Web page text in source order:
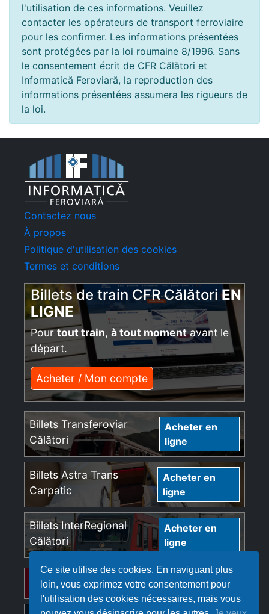
Ce site utilise des cookies. En naviguant plus
loin, vous exprimez votre consentement pour
l'utilisation des cookies nécessaires, mais vous
l'utilisation de ces informations. Veuillez
contacter les opérateurs de transport ferroviaire
pour les confirmer. Les informations présentées
sont protégées par la loi roumaine 8/1996. Sans
le consentement écrit de CFR Călători et
Informatică Feroviară, la reproduction des
informations présentées assumera les rigueurs de
la loi.
Contactez nous
À propos
Politique d'utilisation des cookies
Termes et conditions
Billets de train CFR CălătoriEN
LIGNE
Pourtout train, à tout momentavant le
départ.
Acheter / Mon compte
Billets Transferoviar
Călători
Acheter en
ligne
Billets Astra Trans
Carpatic
Acheter en
ligne
Billets InterRegional
Călători
Acheter en
ligne
Billets Regio Călători Acheter en ligne